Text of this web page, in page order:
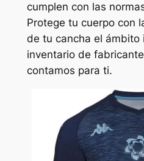
cumplen con las
Protege tu cuerpo con
de tu cancha el ámbito
inventario de
contamos para ti.